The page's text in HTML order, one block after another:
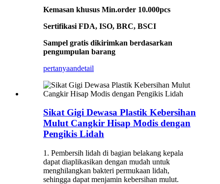
Kemasan khusus Min.order 10.000pcs
Sertifikasi FDA, ISO, BRC, BSCI
Sampel gratis dikirimkan berdasarkan
pengumpulan barang
pertanyaandetail
Sikat Gigi Dewasa Plastik Kebersihan
Mulut Cangkir Hisap Modis dengan
Pengikis Lidah
1. Pembersih lidah di bagian belakang kepala
dapat diaplikasikan dengan mudah untuk
menghilangkan bakteri permukaan lidah,
sehingga dapat menjamin kebersihan mulut.